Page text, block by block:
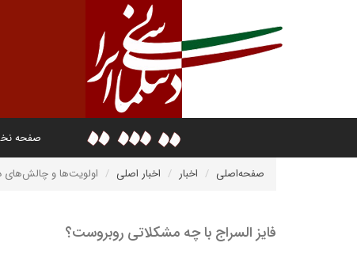
صفحه
صفحه‌اصلی اخبار اخبار اصلی اولویت‏‌ها و چالش‌‏های
فایز السراج با چه مشکلاتی روبروست؟